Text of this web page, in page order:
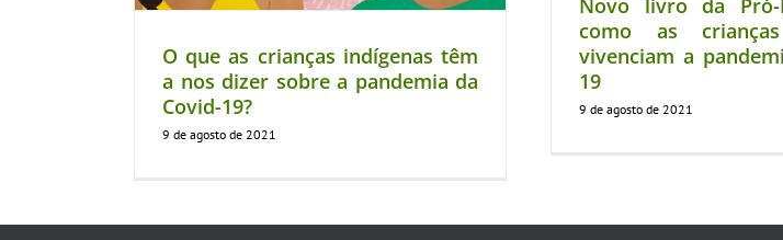
Novo livro da Pró-
como as
vivenciam a
19
9 de agosto de 2021
O que as crianças indígenas têm
a nos dizer sobre a pandemia da
Covid-19?
9 de agosto de 2021